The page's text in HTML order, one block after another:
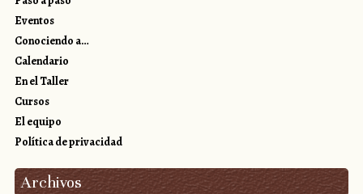
Eventos
Conociendo a…
Calendario
En el Taller
Cursos
El equipo
Política de privacidad
Archivos